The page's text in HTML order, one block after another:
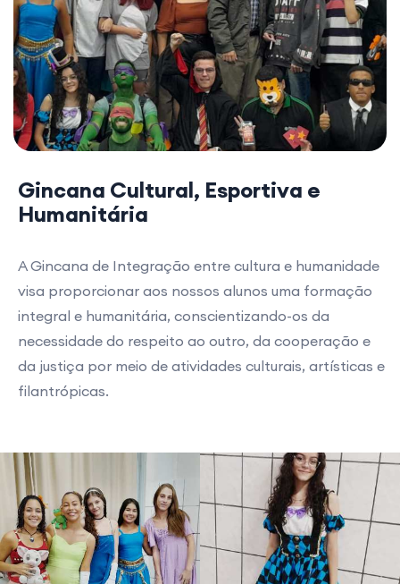
Gincana Cultural, Esportiva e
Humanitária
A Gincana de Integração entre cultura e humanidade
visa proporcionar aos nossos alunos uma formação
integral e humanitária, conscientizando-os da
necessidade do respeito ao outro, da cooperação e
da justiça por meio de atividades culturais, artísticas e
filantrópicas.